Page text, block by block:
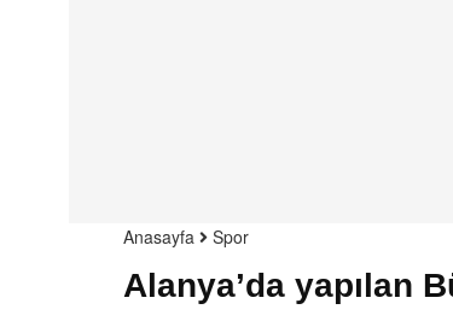
Anasayfa Spor
Alanya’da yapılan